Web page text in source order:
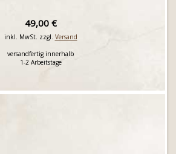
49,00 €
inkl. MwSt. zzgl. Versand
versandfertig innerhalb
1-2 Arbeitstage